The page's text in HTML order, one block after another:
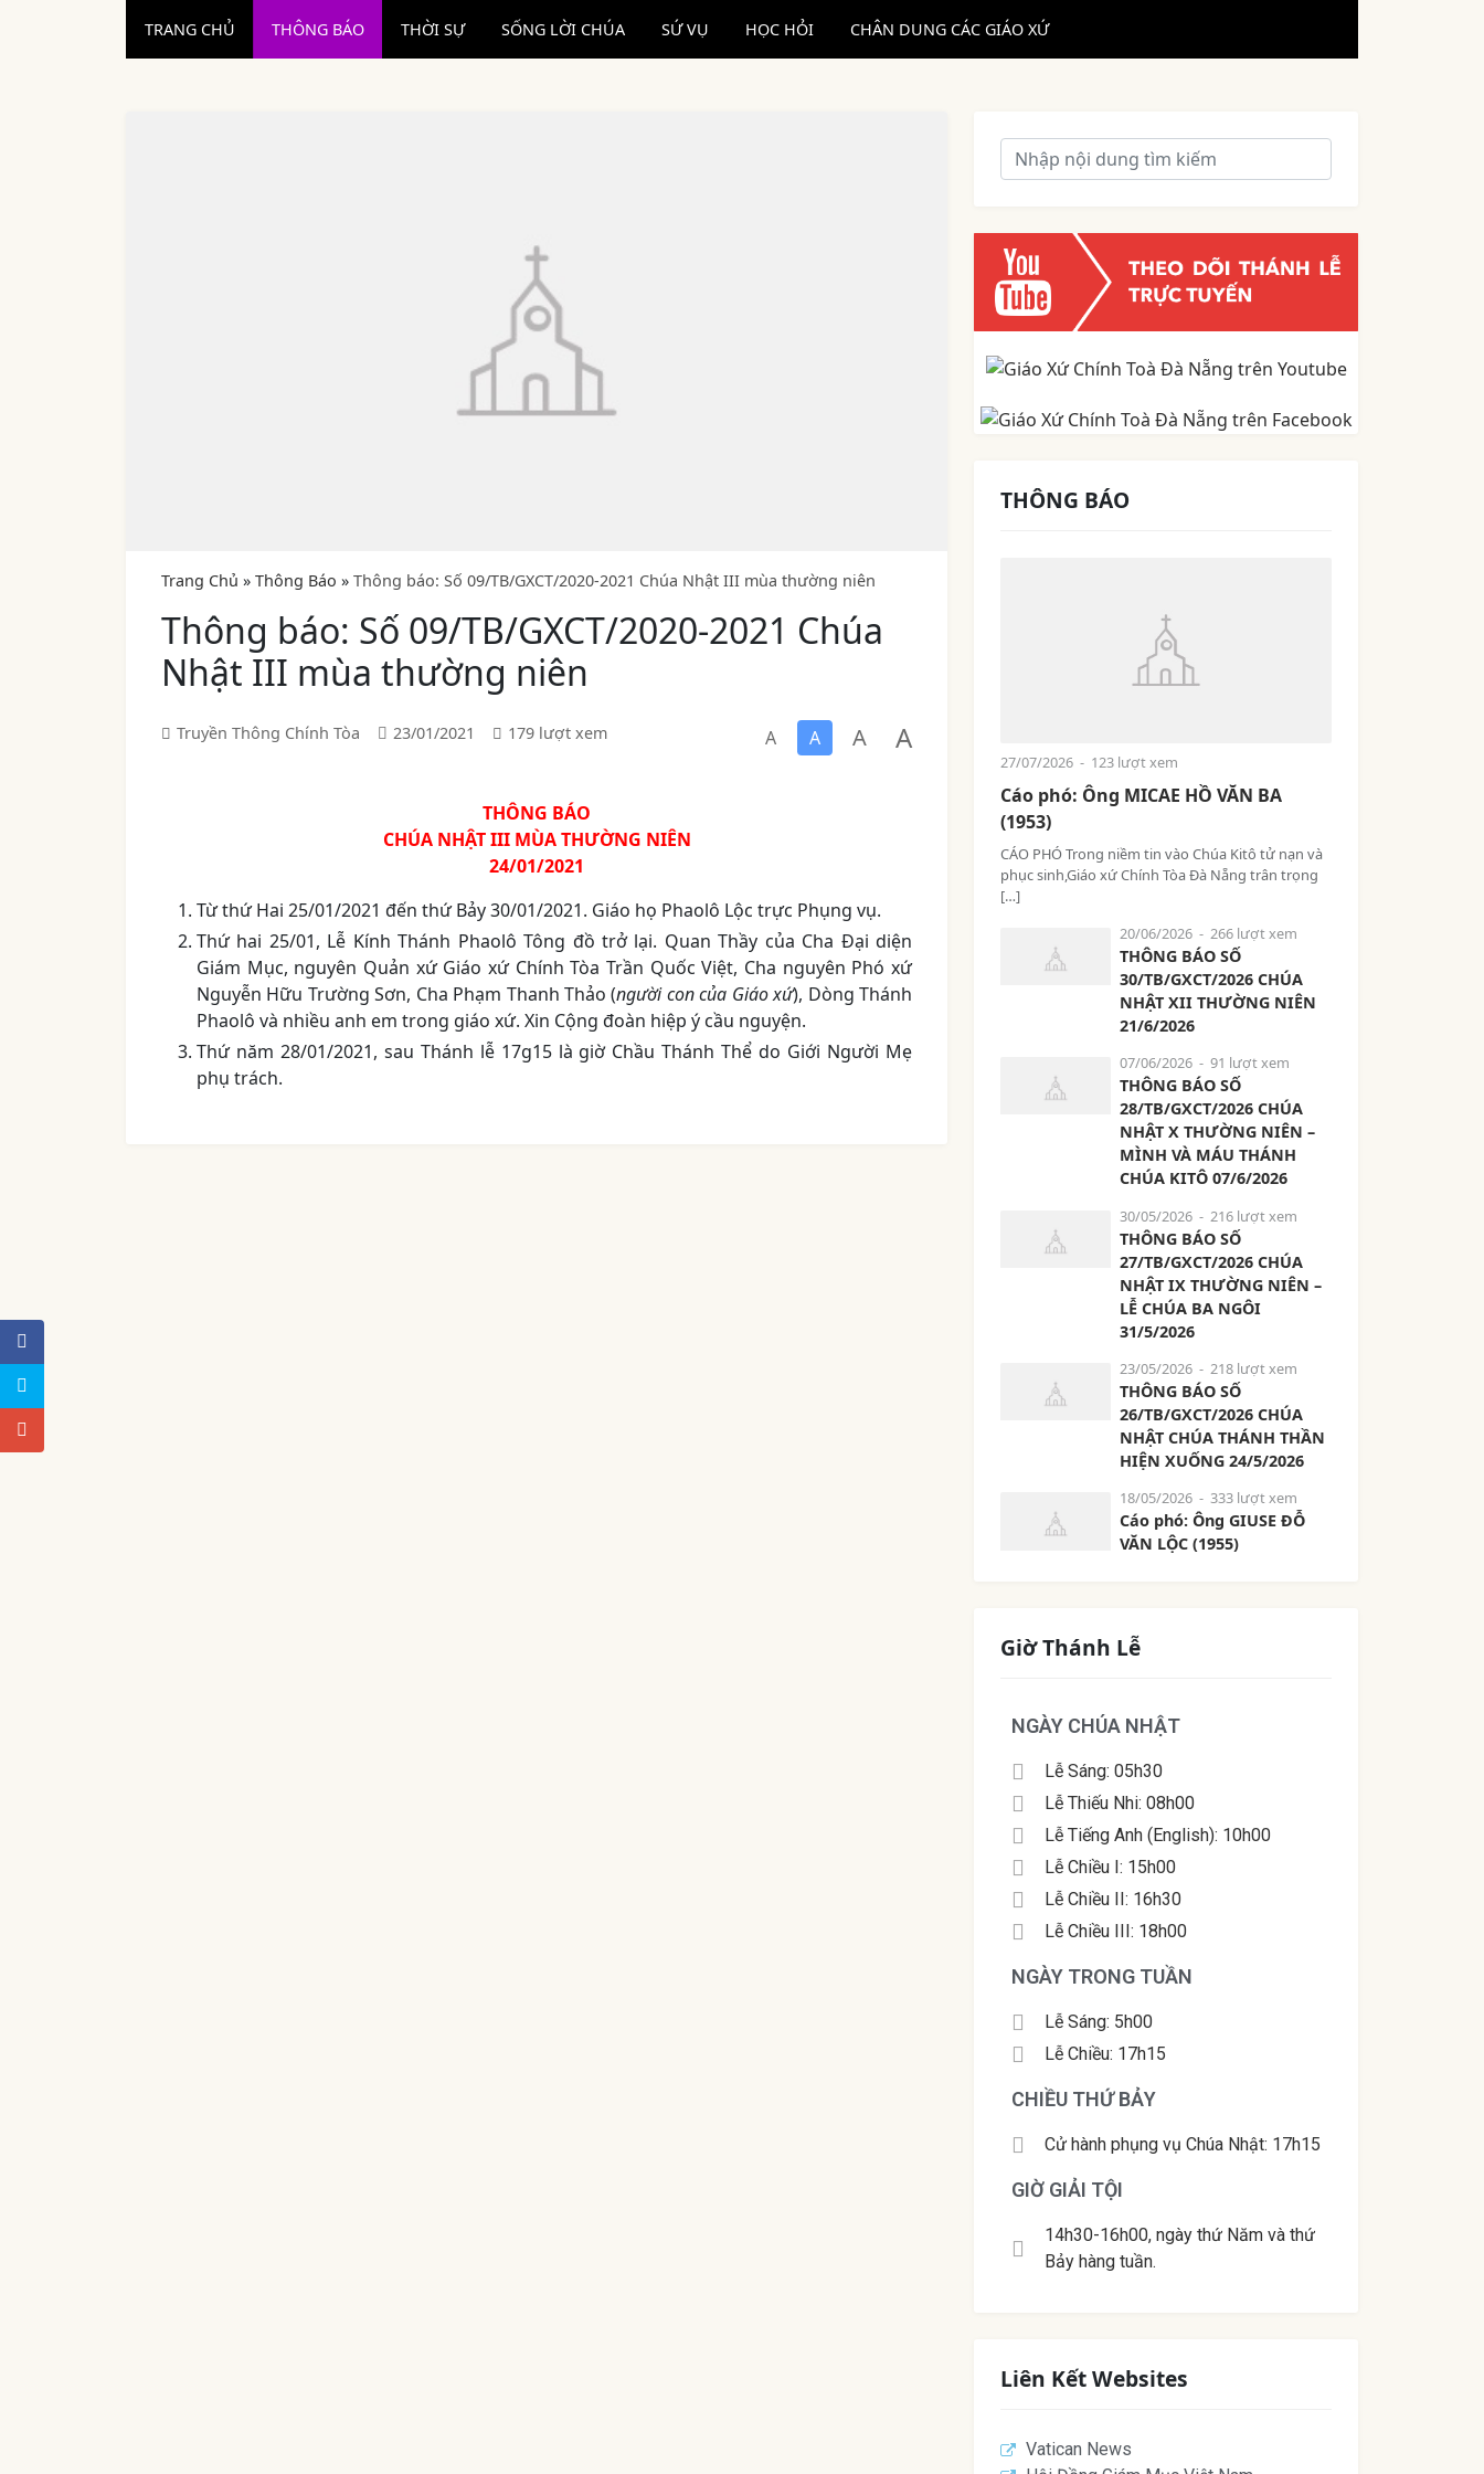
TRANG CHỦ THÔNG BÁO THỜI SỰ SỐNG LỜI CHÚA SỨ VỤ HỌC HỎI CHÂN DUNG CÁC GIÁO XỨ
Trang Chủ » Thông Báo » Thông báo: Số 09/TB/GXCT/2020-2021 Chúa Nhật III mùa thường niên
Thông báo: Số 09/TB/GXCT/2020-2021 Chúa
Nhật III mùa thường niên
Truyền Thông Chính Tòa 23/01/2021 179 lượt xem A A A A
THÔNG BÁO
CHÚA NHẬT III MÙA THƯỜNG NIÊN
24/01/2021
Từ thứ Hai 25/01/2021 đến thứ Bảy 30/01/2021. Giáo họ Phaolô Lộc trực Phụng vụ.
Thứ hai 25/01, Lễ Kính Thánh Phaolô Tông đồ trở lại. Quan Thầy của Cha Đại diện
Giám Mục, nguyên Quản xứ Giáo xứ Chính Tòa Trần Quốc Việt, Cha nguyên Phó xứ
Nguyễn Hữu Trường Sơn, Cha Phạm Thanh Thảo (người con của Giáo xứ), Dòng Thánh
Phaolô và nhiều anh em trong giáo xứ. Xin Cộng đoàn hiệp ý cầu nguyện.
Thứ năm 28/01/2021, sau Thánh lễ 17g15 là giờ Chầu Thánh Thể do Giới Người Mẹ
phụ trách.
THÔNG BÁO
27/07/2026 - 123 lượt xem
Cáo phó: Ông MICAE HỒ VĂN BA
(1953)
CÁO PHÓ Trong niềm tin vào Chúa Kitô tử nạn và
phục sinh,Giáo xứ Chính Tòa Đà Nẵng trân trọng
[…]
20/06/2026- 266 lượt xem
THÔNG BÁO SỐ
30/TB/GXCT/2026 CHÚA
NHẬT XII THƯỜNG NIÊN
21/6/2026
07/06/2026- 91 lượt xem
THÔNG BÁO SỐ
28/TB/GXCT/2026 CHÚA
NHẬT X THƯỜNG NIÊN –
MÌNH VÀ MÁU THÁNH
CHÚA KITÔ 07/6/2026
30/05/2026- 216 lượt xem
THÔNG BÁO SỐ
27/TB/GXCT/2026 CHÚA
NHẬT IX THƯỜNG NIÊN –
LỄ CHÚA BA NGÔI
31/5/2026
23/05/2026- 218 lượt xem
THÔNG BÁO SỐ
26/TB/GXCT/2026 CHÚA
NHẬT CHÚA THÁNH THẦN
HIỆN XUỐNG 24/5/2026
18/05/2026- 333 lượt xem
Cáo phó: Ông GIUSE ĐỖ
VĂN LỘC (1955)
Giờ Thánh Lễ
NGÀY CHÚA NHẬT
Lễ Sáng: 05h30
Lễ Thiếu Nhi: 08h00
Lễ Tiếng Anh (English): 10h00
Lễ Chiều I: 15h00
Lễ Chiều II: 16h30
Lễ Chiều III: 18h00
NGÀY TRONG TUẦN
Lễ Sáng: 5h00
Lễ Chiều: 17h15
CHIỀU THỨ BẢY
Cử hành phụng vụ Chúa Nhật: 17h15
GIỜ GIẢI TỘI
14h30-16h00, ngày thứ Năm và thứ
Bảy hàng tuần.
Liên Kết Websites
Vatican News